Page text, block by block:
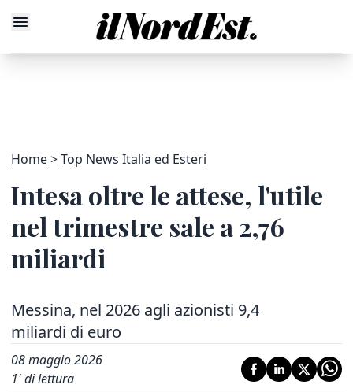
Home Top News Italia ed Esteri
Intesa oltre le attese, l'utile
nel trimestre sale a 2,76
miliardi
Messina, nel 2026 agli azionisti 9,4
miliardi di euro
08 maggio 2026
1' di lettura